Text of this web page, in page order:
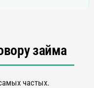
займа
частых.